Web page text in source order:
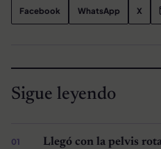
Facebook WhatsApp X
Sigue leyendo
Llegó con la pelvis